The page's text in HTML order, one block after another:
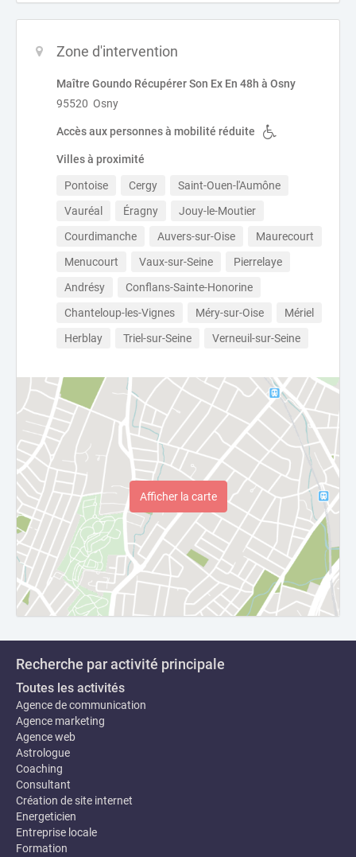
Zone d'intervention
Maître Goundo Récupérer Son Ex En 48h à Osny
95520 Osny
Accès aux personnes à mobilité réduite
Villes à proximité
Pontoise Cergy
Saint-Ouen-l'Aumône
Vauréal
Éragny
Jouy-le-Moutier
Courdimanche
Auvers-sur-Oise
Maurecourt
Menucourt
Vaux-sur-Seine
Pierrelaye
Andrésy
Conflans-Sainte-Honorine
Chanteloup-les-Vignes
Méry-sur-Oise
Mériel
Herblay
Triel-sur-Seine Verneuil-sur-Seine
Afficher la carte
Recherche par activité principale
Toutes les activités
Agence de communication
Agence marketing
Agence web
Astrologue
Coaching
Consultant
Création de site internet
Energeticien
Entreprise locale
Formation